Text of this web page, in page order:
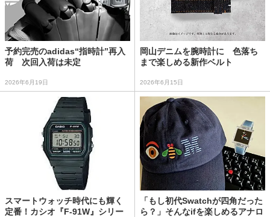
予約完売のadidas“指時計”再入
荷 次回入荷は未定
2026年6月19日
岡山デニムを腕時計に 色落ち
まで楽しめる新作ベルト
2026年6月15日
スマートウォッチ時代にも輝く
定番！カシオ『F-91W』シリー
「もし初代Swatchが四角だった
ら？」そんなifを楽しめるアナロ